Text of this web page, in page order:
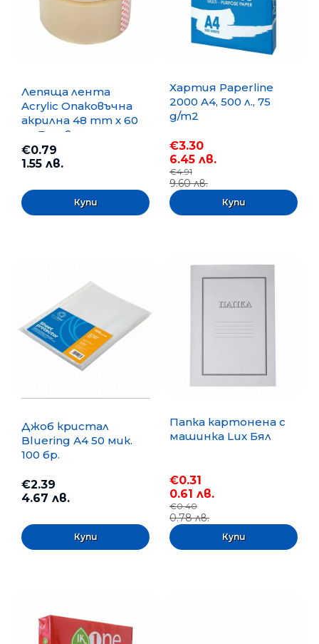
Лепяща лента
Acrylic Опаковъчна
акрилна 48 mm x 60
m, Безцветна
€0.79
1.55 лв.
Хартия Paperline
2000 A4, 500 л., 75
g/m2
€3.30
6.45 лв.
€4.91
9.60 лв.
Джоб кристал
Bluering А4 50 мик.
100 бр.
€2.39
4.67 лв.
Папка картонена с
машинка Lux Бял
€0.31
0.61 лв.
€0.40
0.78 лв.